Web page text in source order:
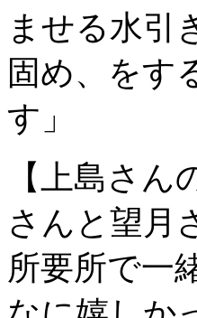
ませる水引
固め、をす
す」
【上島さ
さんと望月
所要所で一